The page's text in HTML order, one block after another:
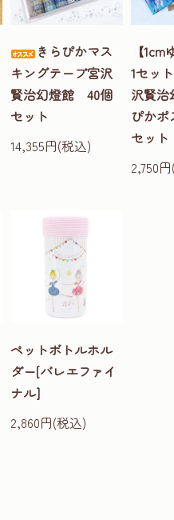
きらぴかマス
キングテープ宮沢
賢治幻燈館 40個
セット
14,355円(税込)
【
1セッ
沢賢治
ぴかポ
セット
2,750
ペットボトルホル
ダー[バレエファイ
ナル]
2,860円(税込)